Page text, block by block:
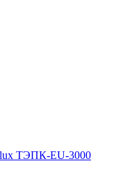
ТЭПК-EU-3000